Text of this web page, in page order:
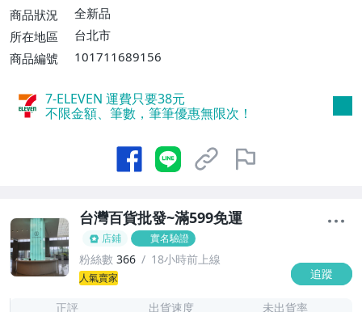
免運費】、宅配/貨運【單件運費$80、滿1
00件或消費滿$599免運費】
商品狀況
全新品
所在地區
台北市
商品編號
101711689156
7-ELEVEN 運費只要38元
不限金額、筆數，筆筆優惠無限次！
台灣百貨批發~滿599免運
店鋪 實名驗證
粉絲數 366 18小時前上線
人氣賣家 追蹤
正評 出貨速度 未出貨率